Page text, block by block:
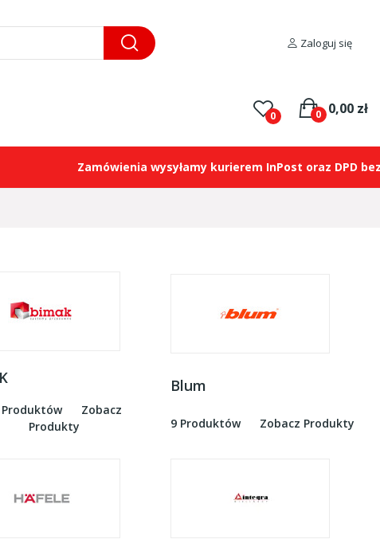
Zaloguj się
0 0,00 zł
0
Zamówienia wysyłamy kurierem InPost oraz DPD
Produktów
Zobacz
Produkty
Blum
9 Produktów Zobacz Produkty